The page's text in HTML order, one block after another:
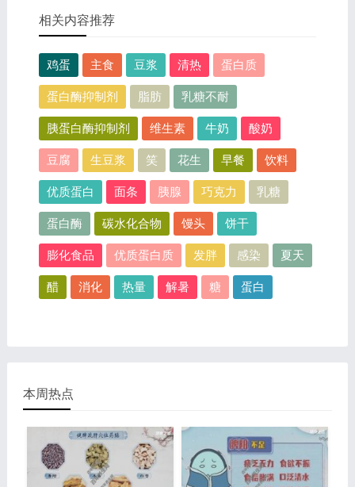
相关内容推荐
鸡蛋 主食 豆浆 清热 蛋白质
蛋白酶抑制剂 脂肪 乳糖不耐
胰蛋白酶抑制剂 维生素 牛奶 酸奶
豆腐 生豆浆 笑 花生 早餐 饮料
优质蛋白 面条 胰腺 巧克力 乳糖
蛋白酶 碳水化合物 馒头 饼干
膨化食品 优质蛋白质 发胖 感染 夏天
醋 消化 热量 解暑 糖 蛋白
本周热点